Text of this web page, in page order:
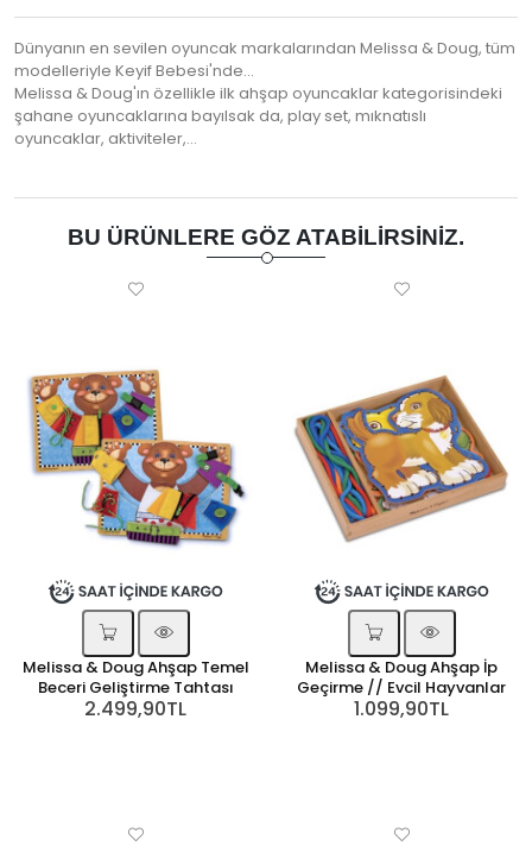
Dünyanın en sevilen oyuncak markalarından Melissa & Doug, tüm
modelleriyle Keyif Bebesi'nde...
Melissa & Doug'ın özellikle ilk ahşap oyuncaklar kategorisindeki
şahane oyuncaklarına bayılsak da, play set, mıknatıslı
oyuncaklar, aktiviteler,…
BU ÜRÜNLERE GÖZ ATABILIRSINIZ.
Melissa & Doug Ahşap Temel
Beceri Geliştirme Tahtası
2.499,90TL
Melissa & Doug Ahşap İp
Geçirme // Evcil Hayvanlar
1.099,90TL